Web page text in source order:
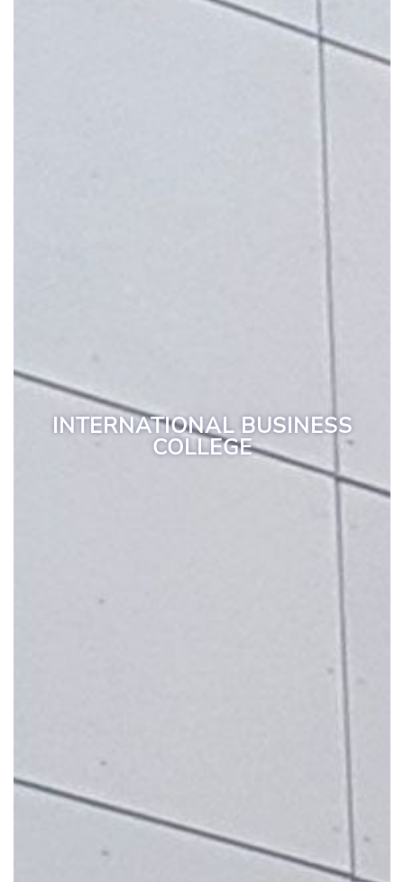
INTERNATIONAL BUSINESS
COLLEGE